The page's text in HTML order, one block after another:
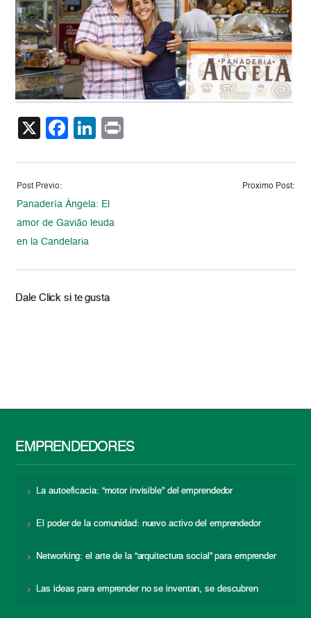
X Facebook
LinkedIn
Post Previo:
Panadería Ángela: El
amor de Gavião leuda
en la Candelaria
Proximo Post:
Dale Click si te gusta
EMPRENDEDORES
La autoeficacia: “motor invisible” del emprendedor
El poder de la comunidad: nuevo activo del emprendedor
Networking: el arte de la “arquitectura social” para emprender
Las ideas para emprender no se inventan, se descubren